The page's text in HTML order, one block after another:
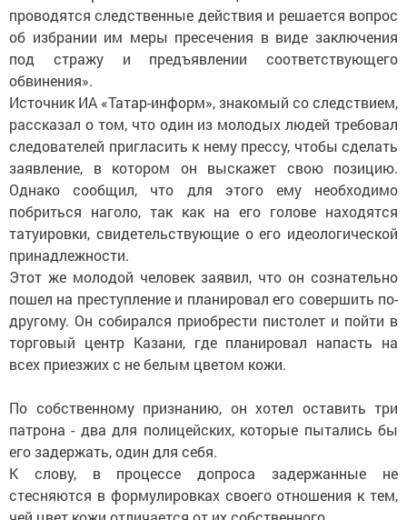
проводятся следственные действия и решается вопрос
об избрании им меры пресечения в виде заключения
под стражу и предъявлении соответствующего
обвинения».
Источник ИА «Татар-информ», знакомый со следствием,
рассказал о том, что один из молодых людей требовал
следователей пригласить к нему прессу, чтобы сделать
заявление, в котором он выскажет свою позицию.
Однако сообщил, что для этого ему необходимо
побриться наголо, так как на его голове находятся
татуировки, свидетельствующие о его идеологической
принадлежности.
Этот же молодой человек заявил, что он сознательно
пошел на преступление и планировал его совершить по-
другому. Он собирался приобрести пистолет и пойти в
торговый центр Казани, где планировал напасть на
всех приезжих с не белым цветом кожи.
По собственному признанию, он хотел оставить три
патрона - два для полицейских, которые пытались бы
его задержать, один для себя.
К слову, в процессе допроса задержанные не
стесняются в формулировках своего отношения к тем,